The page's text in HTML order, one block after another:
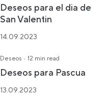
Deseos para el dia de
San Valentin
14.09.2023
Deseos · 12 min read
Deseos para Pascua
13.09.2023